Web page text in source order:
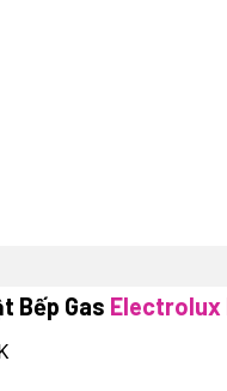
Bếp Gas Electrolux